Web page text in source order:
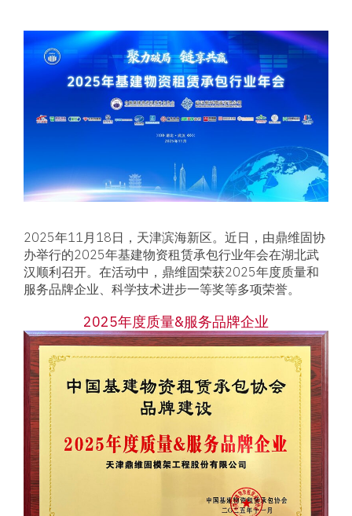
2025年11月18日，天津滨海新区。近日，由鼎维固协
办举行的2025年基建物资租赁承包行业年会在湖北武
汉顺利召开。在活动中，鼎维固荣获2025年度质量和
服务品牌企业、科学技术进步一等奖等多项荣誉。
2025年度质量&服务品牌企业